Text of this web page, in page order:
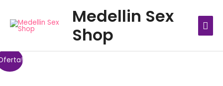
contenido
Medellin Sex
Shop